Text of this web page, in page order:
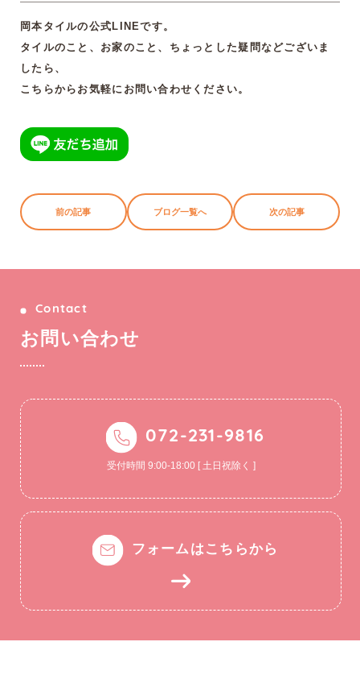
岡本タイルの公式LINEです。
タイルのこと、お家のこと、ちょっとした疑問などございま
したら、
こちらからお気軽にお問い合わせください。
前の記事 ブログ一覧へ 次の記事
Contact
お 問 い合わせ
072-231-9816
受付時間 9:00-18:00 [ 土日祝除く ]
フォームはこちらから